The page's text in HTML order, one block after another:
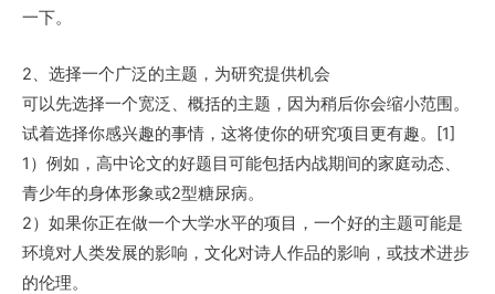
一下。
2、选择一个广泛的主题，为研究提供机会
可以先选择一个宽泛、概括的主题，因为稍后你会缩小范围。
试着选择你感兴趣的事情，这将使你的研究项目更有趣。[1]
1）例如，高中论文的好题目可能包括内战期间的家庭动态、
青少年的身体形象或2型糖尿病。
2）如果你正在做一个大学水平的项目，一个好的主题可能是
环境对人类发展的影响，文化对诗人作品的影响，或技术进步
的伦理。